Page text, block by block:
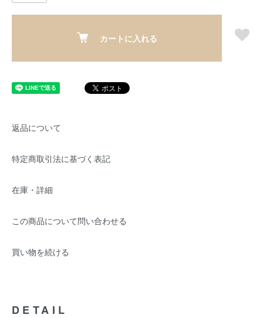
カートに入れる
返品について
特定商取引法に基づく表記
在庫・詳細
この商品について問い合わせる
買い物を続ける
DETAIL